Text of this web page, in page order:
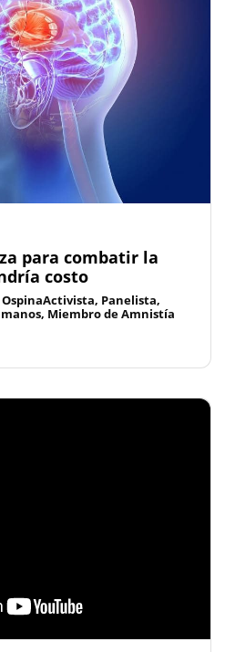
para combatir la
costo
Panelista,
Miembro de Amnistía